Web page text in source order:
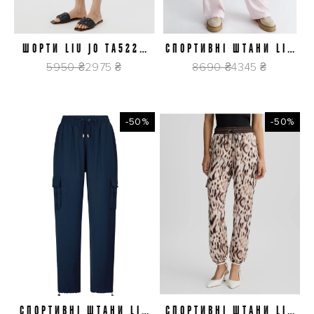
XS/38
ШОРТИ LIU JO TA5227
J4869 22222
5950 ₴2975 ₴
M/42
СПОРТИВНІ ШТАНИ LIU
JO TA4146 TS787 32808
8690 ₴4345 ₴
-50%
СПОРТИВНІ ШТАНИ LIU
-50%
СПОРТИВНІ ШТАНИ LIU